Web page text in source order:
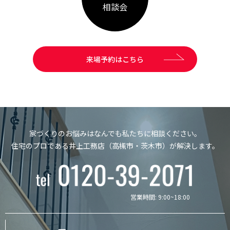
相談会
来場予約はこちら
家づくりのお悩みはなんでも私たちに相談ください。
住宅のプロである井上工務店（高槻市・茨木市）が解決します。
営業時間: 9:00~18:00